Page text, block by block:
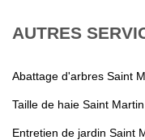
AUTRES
Abattage d'arbres Saint
Taille de haie Saint
Entretien de jardin Saint